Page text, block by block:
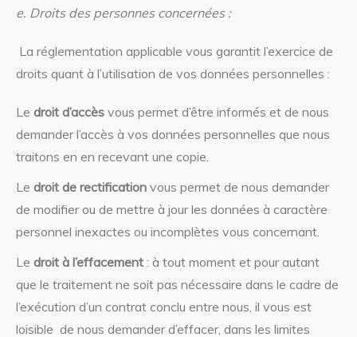
e. Droits des personnes concernées :
La réglementation applicable vous garantit l’exercice de
droits quant à l’utilisation de vos données personnelles :
Le droit d’accès vous permet d’être informés et de nous
demander l’accès à vos données personnelles que nous
traitons en en recevant une copie.
Le droit de rectification vous permet de nous demander
de modifier ou de mettre à jour les données à caractère
personnel inexactes ou incomplètes vous concernant.
Le droit à l’effacement : à tout moment et pour autant
que le traitement ne soit pas nécessaire dans le cadre de
l’exécution d’un contrat conclu entre nous, il vous est
loisible de nous demander d’effacer, dans les limites